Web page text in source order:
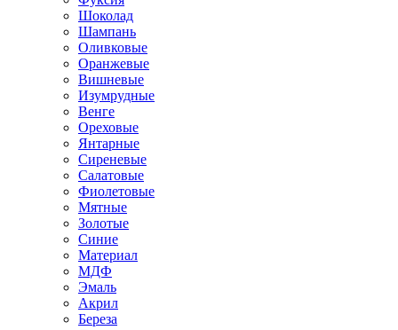
Шоколад
Шампань
Оливковые
Оранжевые
Вишневые
Изумрудные
Венге
Ореховые
Янтарные
Сиреневые
Салатовые
Фиолетовые
Мятные
Золотые
Синие
Материал
МДФ
Эмаль
Акрил
Береза